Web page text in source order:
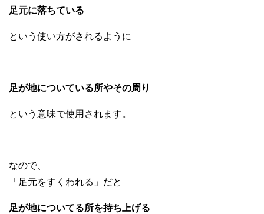
足元に落ちている
という使い方がされるように
足が地についている所やその周り
という意味で使用されます。
なので、
「足元をすくわれる」だと
足が地についてる所を持ち上げる